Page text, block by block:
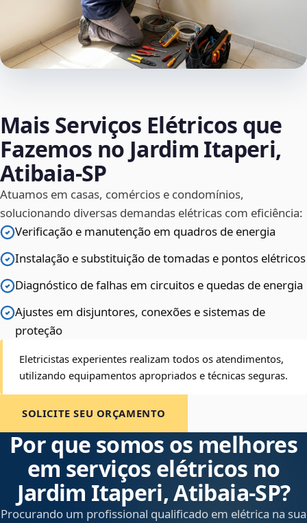
Mais Serviços Elétricos que
Fazemos no Jardim Itaperi,
Atibaia‑SP
Atuamos em casas, comércios e condomínios,
solucionando diversas demandas elétricas com eficiência:
Verificação e manutenção em quadros de energia
Instalação e substituição de tomadas e pontos elétricos
Diagnóstico de falhas em circuitos e quedas de energia
Ajustes em disjuntores, conexões e sistemas de
proteção
Eletricistas experientes realizam todos os atendimentos,
utilizando equipamentos apropriados e técnicas seguras.
SOLICITE SEU ORÇAMENTO
Por que somos os melhores
em serviços elétricos no
Jardim Itaperi, Atibaia‑SP?
Procurando um profissional qualificado em elétrica na sua